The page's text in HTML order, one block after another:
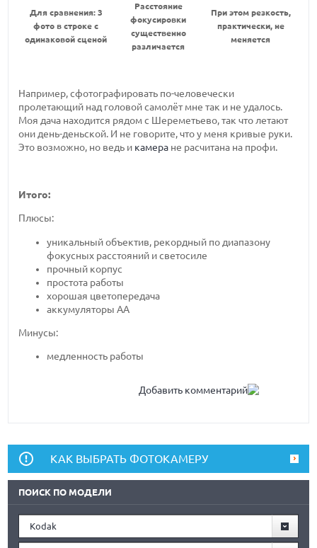
Для сравнения: 3
фото в строке с
одинаковой сценой
Расстояние
фокусировки
существенно
различается
При этом резкость,
практически, не
меняется
Например, сфотографировать по-человечески
пролетающий над головой самолёт мне так и не удалось.
Моя дача находится рядом с Шереметьево, так что летают
они день-деньской. И не говорите, что у меня кривые руки.
Это возможно, но ведь и камера не расчитана на профи.
Итого:
Плюсы:
уникальный объектив, рекордный по диапазону
фокусных расстояний и светосиле
прочный корпус
простота работы
хорошая цветопередача
аккумуляторы АА
Минусы:
медленность работы
Добавить комментарий
КАК ВЫБРАТЬ ФОТОКАМЕРУ
ПОИСК ПО МОДЕЛИ
Kodak